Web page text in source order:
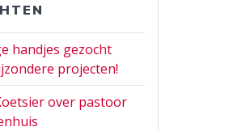
handjes gezocht
projecten!
over pastoor